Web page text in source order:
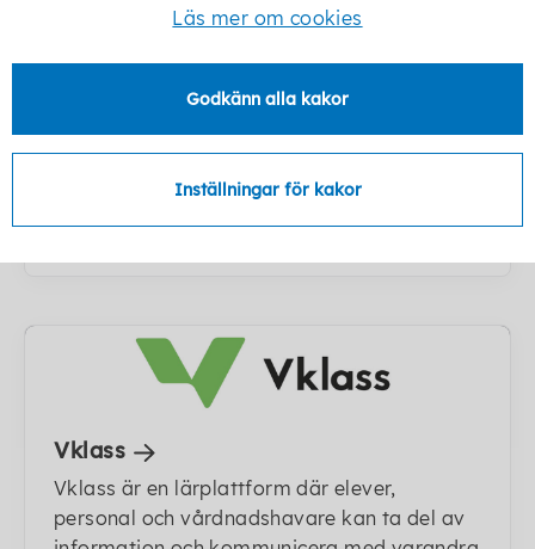
Må bra i skolan - tips och råd för dig
Här hittar du som är elev eller
vårdnadshavare enkla tips och råd kring hur
Vklass
Vklass är en lärplattform där elever,
personal och vårdnadshavare kan ta del av
Läs mer om cookies
Godkänn alla kakor
Inställningar för kakor